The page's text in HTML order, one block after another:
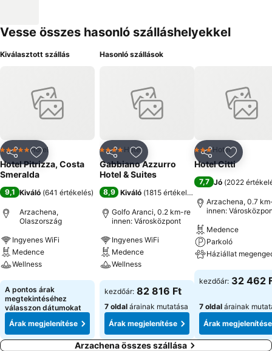
Vesse összes hasonló szálláshelyekkel
Kiválasztott szállás
MegosztásHozzáadás a kedvencekhez
5 KategóriaHotel
Hotel Pitrizza, Costa
Smeralda
9,1 Kiváló (641 értékelés)
Arzachena,
Olaszország
Ingyenes WiFi
Medence
Wellness
Árak megjelenítése
A pontos árak
megtekintéséhez
válasszon dátumokat
Árak megjelenítése
Hasonló szállások
MegosztásHozzáadás a kedvencekhez
4 Kategória
Hotel
Gabbiano Azzurro
Hotel & Suites
8,9 Kiváló (1815 értékelés
Golfo Aranci, 0.2 km-re
innen: Városközpont
Ingyenes WiFi
Medence
Wellness
Árak megjelenítése
kezdőár: 82 816 Ft
7 oldal árainak mutatása
Árak megjelenítése
Megosztás
3 Kategória
Hotel
Hotel Citti
7,7 Jó (2022
Arzachena, 0.7
innen:
Medence
Parkoló
Háziállat
Árak
kezdőár: 32 462
7 oldal árainak
Árak megjelenítése
Arzachena összes szállása